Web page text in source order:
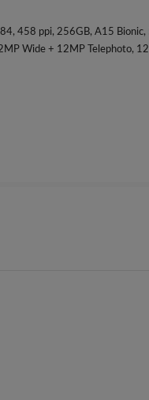
458 ppi, 256GB, A15 Bionic,
Wide + 12MP Telephoto,